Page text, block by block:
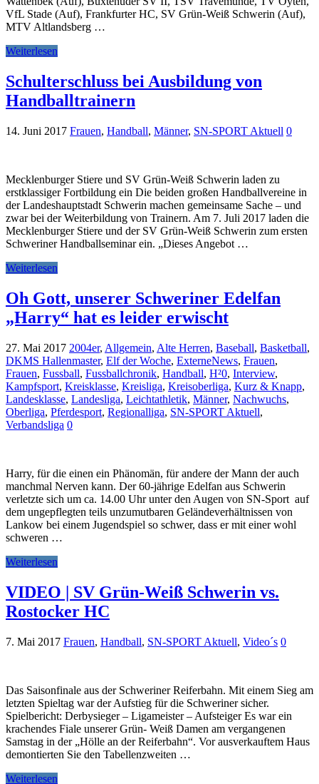
VfL Stade (Auf), Frankfurter HC, SV Grün-Weiß Schwerin (Auf),
MTV Altlandsberg …
Weiterlesen
Schulterschluss bei Ausbildung von
Handballtrainern
14. Juni 2017 Frauen, Handball, Männer, SN-SPORT Aktuell 0
Mecklenburger Stiere und SV Grün-Weiß Schwerin laden zu
erstklassiger Fortbildung ein Die beiden großen Handballvereine in
der Landeshauptstadt Schwerin machen gemeinsame Sache – und
zwar bei der Weiterbildung von Trainern. Am 7. Juli 2017 laden die
Mecklenburger Stiere und der SV Grün-Weiß Schwerin zum ersten
Schweriner Handballseminar ein. „Dieses Angebot …
Weiterlesen
Oh Gott, unserer Schweriner Edelfan
„Harry“ hat es leider erwischt
27. Mai 2017 2004er, Allgemein, Alte Herren, Baseball, Basketball,
DKMS Hallenmaster, Elf der Woche, ExterneNews, Frauen,
Frauen, Fussball, Fussballchronik, Handball, H²0, Interview,
Kampfsport, Kreisklasse, Kreisliga, Kreisoberliga, Kurz & Knapp,
Landesklasse, Landesliga, Leichtathletik, Männer, Nachwuchs,
Oberliga, Pferdesport, Regionalliga, SN-SPORT Aktuell,
Verbandsliga 0
Harry, für die einen ein Phänomän, für andere der Mann der auch
manchmal Nerven kann. Der 60-jährige Edelfan aus Schwerin
verletzte sich um ca. 14.00 Uhr unter den Augen von SN-Sport auf
dem ungepflegten teils unzumutbaren Geländeverhältnissen von
Lankow bei einem Jugendspiel so schwer, dass er mit einer wohl
schweren …
Weiterlesen
VIDEO | SV Grün-Weiß Schwerin vs.
Rostocker HC
7. Mai 2017 Frauen, Handball, SN-SPORT Aktuell, Video´s 0
Das Saisonfinale aus der Schweriner Reiferbahn. Mit einem Sieg am
letzten Spieltag war der Aufstieg für die Schweriner sicher.
Spielbericht: Derbysieger – Ligameister – Aufsteiger Es war ein
krachendes Fiale unserer Grün- Weiß Damen am vergangenen
Samstag in der „Hölle an der Reiferbahn“. Vor ausverkauftem Haus
demontierten Sie den Tabellenzweiten …
Weiterlesen